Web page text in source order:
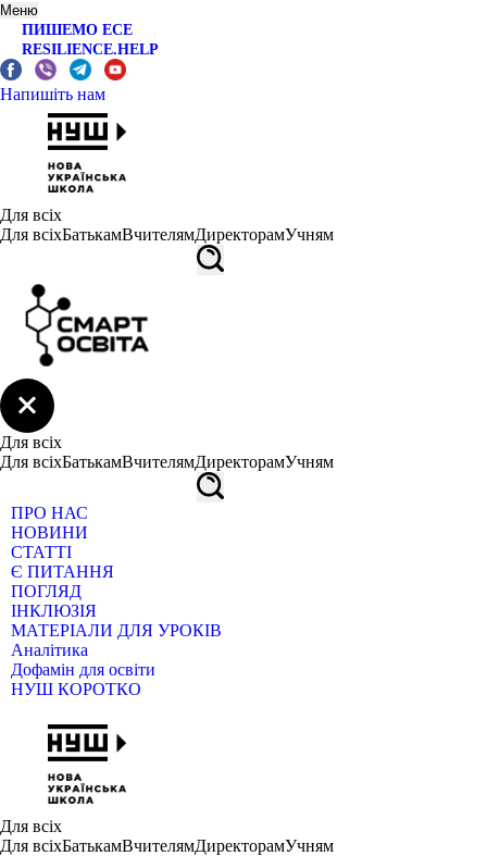
Меню
ПИШЕМО ЕСЕ
RESILIENCE.HELP
Напишіть нам
Для всіх
Для всіхБатькамВчителямДиректорамУчням
Для всіх
Для всіхБатькамВчителямДиректорамУчням
ПРО НАС
НОВИНИ
СТАТТІ
Є ПИТАННЯ
ПОГЛЯД
ІНКЛЮЗІЯ
МАТЕРІАЛИ ДЛЯ УРОКІВ
Аналітика
Дофамін для освіти
НУШ КОРОТКО
Для всіх
Для всіхБатькамВчителямДиректорамУчням